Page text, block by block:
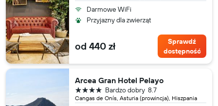
Darmowe WiFi
Przyjazny dla zwierząt
od 440 zł
Sprawdź
dostępność
Arcea Gran Hotel Pelayo
Cangas de Onís, Asturia (prowincja), Hiszpania
8.7
Bardzo dobry
4 gwiazdki